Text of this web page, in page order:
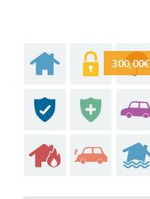
300,00€